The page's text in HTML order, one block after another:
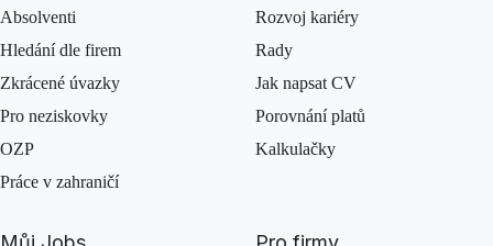
Absolventi
Hledání dle firem
Zkrácené úvazky
Pro neziskovky
OZP
Práce v zahraničí
Rozvoj kariéry
Rady
Jak napsat CV
Porovnání platů
Kalkulačky